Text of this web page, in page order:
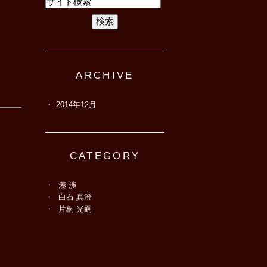
ARCHIVE
2014年12月
CATEGORY
湊 渉
白石 真澄
片桐 光嗣